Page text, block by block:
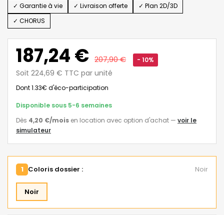
✓ Garantie à vie ✓ Livraison offerte
✓ Plan 2D/3D
✓ CHORUS
187,24 € 207,90 € - 10%
Soit 224,69 € TTC par unité
Dont 1.33€ d'éco-participation
Disponible sous 5-6 semaines
Dès 4,20 €/mois en location avec option d'achat — voir le
simulateur
1 Coloris dossier : Noir
Noir